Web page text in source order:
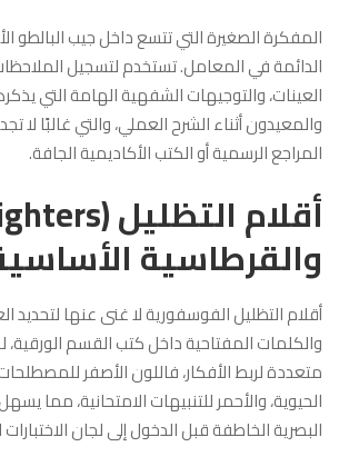
المفكرة الصغيرة التي تتسع داخل جيب
الدائمة في المعامل. تستخدم لتسجيل
العينات، والتوجيهات الشفهية الهامة التي
والمعيدون أثناء الشرح العملي، والتي غالبًا لا
المراجع الرسمية أو الكتب الأكاديمية الجافة.
والقرطاسية
أقلام التظليل الفوسفورية لا غنى عنها لتحديد
والكلمات المفتاحية داخل كتب القسم الورقية،
متعددة لربط الأفكار، فاللون الأصفر
الحيوية، والأحمر للتنبيهات الامتحانية، مما
البصرية الخاطفة قبل الدخول إلى لجان